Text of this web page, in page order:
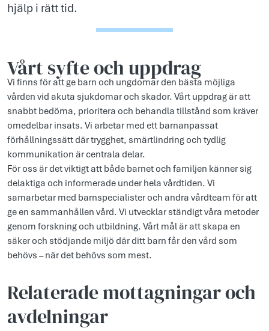
hjälp i rätt tid.
Vårt syfte och uppdr­ag
Vi finns för att ge barn och ungdomar den bästa möjliga
vården vid akuta sjukdomar och skador. Vårt uppdrag är att
snabbt bedöma, prioritera och behandla tillstånd som kräver
omedelbar insats. Vi arbetar med ett barnanpassat
förhållningssätt där trygghet, smärtlindring och tydlig
kommunikation är centrala delar.
För oss är det viktigt att både barnet och familjen känner sig
delaktiga och informerade under hela vårdtiden. Vi
samarbetar med barnspecialister och andra vårdteam för att
ge en sammanhållen vård. Vi utvecklar ständigt våra metoder
genom forskning och utbildning. Vårt mål är att skapa en
säker och stödjande miljö där ditt barn får den vård som
behövs – när det behövs som mest.
Relaterade mottagningar och
avdelningar